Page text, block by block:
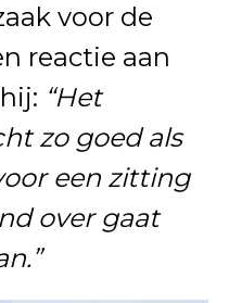
voor de
reactie aan
“Het
zo goed als
een zitting
over gaat